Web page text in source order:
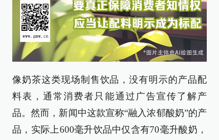
像奶茶这类现场制售饮品，没有明示的产品配
料表，通常消费者只能通过广告宣传了解产
品。然而，新闻中这款宣称“融入浓郁酸奶”的产
品，实际上600毫升饮品中仅含有70毫升酸奶，